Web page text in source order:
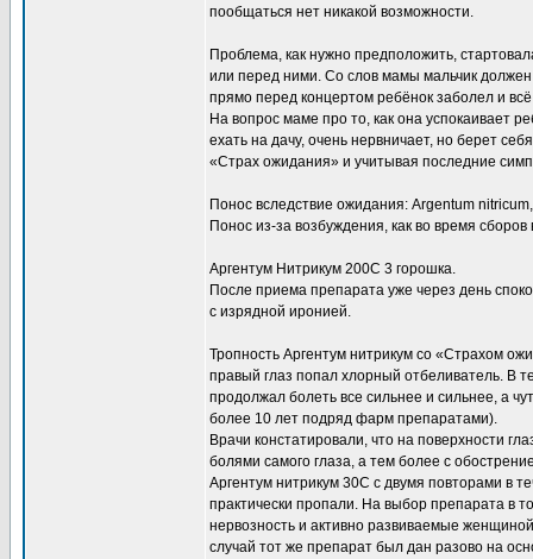
пообщаться нет никакой возможности.
Проблема, как нужно предположить,
или перед ними. Со слов мамы мальчик
прямо перед концертом ребёнок заболел и
На вопрос маме про то, как она успокаивает
ехать на дачу, очень нервничает, но берет
«Страх ожидания» и учитывая последние
Понос вследствие ожидания: Argentum
Понос из-за возбуждения, как во время
Аргентум Нитрикум 200С 3 горошка.
После приема препарата уже через день
с изрядной иронией.
Тропность Аргентум нитрикум со «Страхом
правый глаз попал хлорный отбеливатель. В
продолжал болеть все сильнее и сильнее, а
более 10 лет подряд фарм препаратами).
Врачи констатировали, что на поверхности
болями самого глаза, а тем более с
Аргентум нитрикум 30С с двумя повторами в
практически пропали. На выбор препарата в
нервозность и активно развиваемые
случай тот же препарат был дан разово на